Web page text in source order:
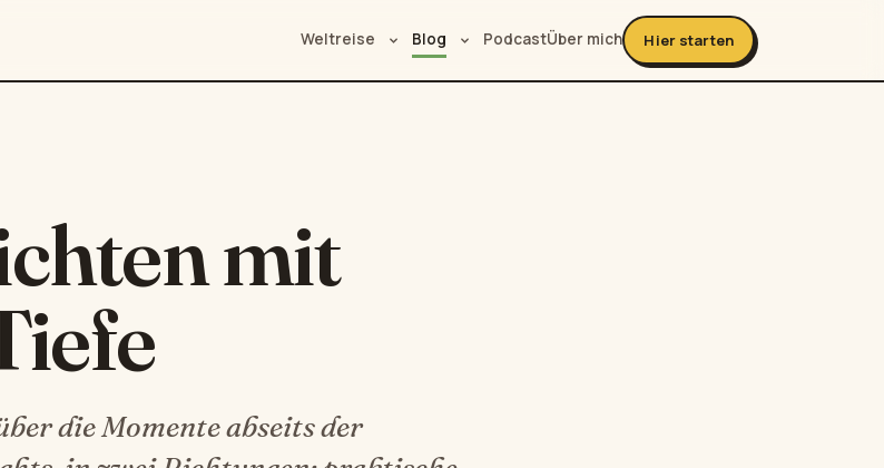
Weltreise Blog PodcastÜber mich Hier starten
mit
die Momente abseits der